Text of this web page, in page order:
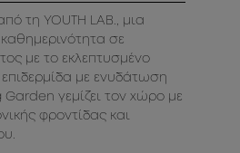
τη YOUTH LAB., μια
σε
με το εκλεπτυσμένο
με ενυδάτωση
γεμίζει τον χώρο με
φροντίδας και